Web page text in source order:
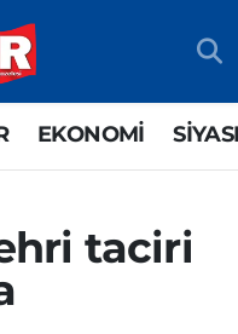
EKONOMİ
taciri
Haritası
ve Fikstür